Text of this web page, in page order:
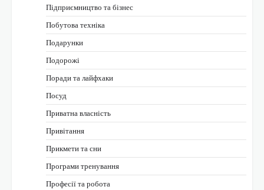
Підприємництво та бізнес
Побутова техніка
Подарунки
Подорожі
Поради та лайфхаки
Посуд
Приватна власність
Привітання
Прикмети та сни
Програми тренування
Професії та робота